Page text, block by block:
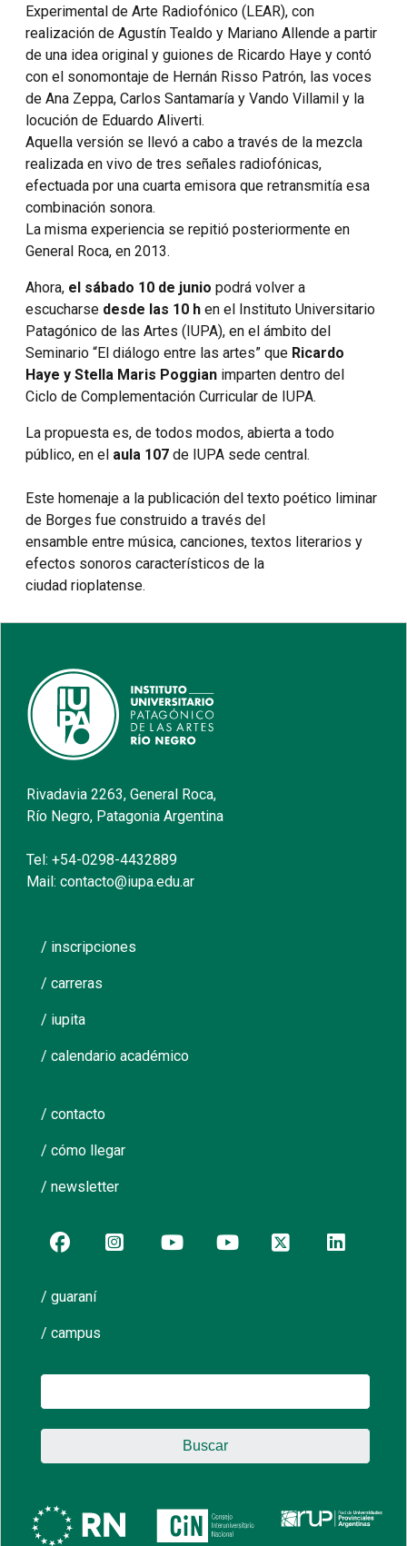
Experimental de Arte Radiofónico (LEAR), con
realización de Agustín Tealdo y Mariano Allende a partir
de una idea original y guiones de Ricardo Haye y contó
con el sonomontaje de Hernán Risso Patrón, las voces
de Ana Zeppa, Carlos Santamaría y Vando Villamil y la
locución de Eduardo Aliverti.
Aquella versión se llevó a cabo a través de la mezcla
realizada en vivo de tres señales radiofónicas,
efectuada por una cuarta emisora que retransmitía esa
combinación sonora.
La misma experiencia se repitió posteriormente en
General Roca, en 2013.
Ahora, el sábado 10 de junio podrá volver a
escucharse desde las 10 h en el Instituto Universitario
Patagónico de las Artes (IUPA), en el ámbito del
Seminario “El diálogo entre las artes” que Ricardo
Haye y Stella Maris Poggian imparten dentro del
Ciclo de Complementación Curricular de IUPA.
La propuesta es, de todos modos, abierta a todo
público, en el aula 107 de IUPA sede central.
Este homenaje a la publicación del texto poético liminar
de Borges fue construido a través del
ensamble entre música, canciones, textos literarios y
efectos sonoros característicos de la
ciudad rioplatense.
Rivadavia 2263, General Roca,
Río Negro, Patagonia Argentina
Tel: +54-0298-4432889
Mail: contacto@iupa.edu.ar
/ inscripciones
/ carreras
/ iupita
/ calendario académico
/ contacto
/ cómo llegar
/ newsletter
/ guaraní
/ campus
Buscar: